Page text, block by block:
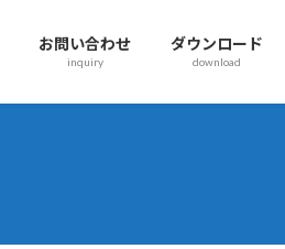
お問い合わせ
inquiry
ダウンロード
download